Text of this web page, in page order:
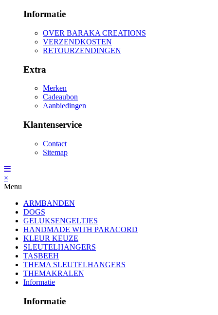
Informatie
OVER BARAKA CREATIONS
VERZENDKOSTEN
RETOURZENDINGEN
Extra
Merken
Cadeaubon
Aanbiedingen
Klantenservice
Contact
Sitemap
×
Menu
ARMBANDEN
DOGS
GELUKSENGELTJES
HANDMADE WITH PARACORD
KLEUR KEUZE
SLEUTELHANGERS
TASBEEH
THEMA SLEUTELHANGERS
THEMAKRALEN
Informatie
Informatie